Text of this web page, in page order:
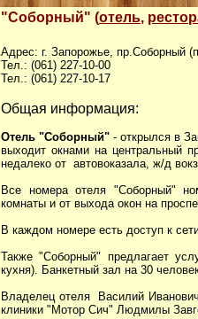
"Соборный" (отель,
Адрес: г. Запорожье, пр.Соборный
Тел.: (061) 227-10-00
Тел.: (061) 227-10-17
Общая информация:
Отель "Соборный" - открылся в
выходит окнами на центральный
недалеко от автовоказала, ж/д
Все номера отеля "Соборный"
комнаты и от выхода окон на
В каждом номере есть доступ к
Также "Соборный" предлагает
кухня). Банкетный зал на 30
Владелец отеля Василий
клиники "Мотор Сич" Людмилы